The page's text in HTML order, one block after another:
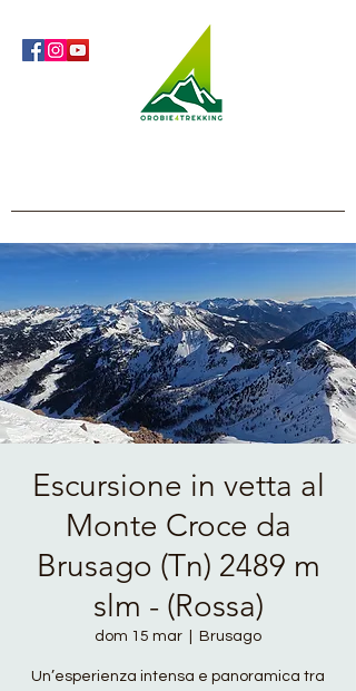
Escursione in vetta al
Monte Croce da
Brusago (Tn) 2489 m
slm - (Rossa)
dom 15 mar Brusago
Un’esperienza intensa e panoramica tra